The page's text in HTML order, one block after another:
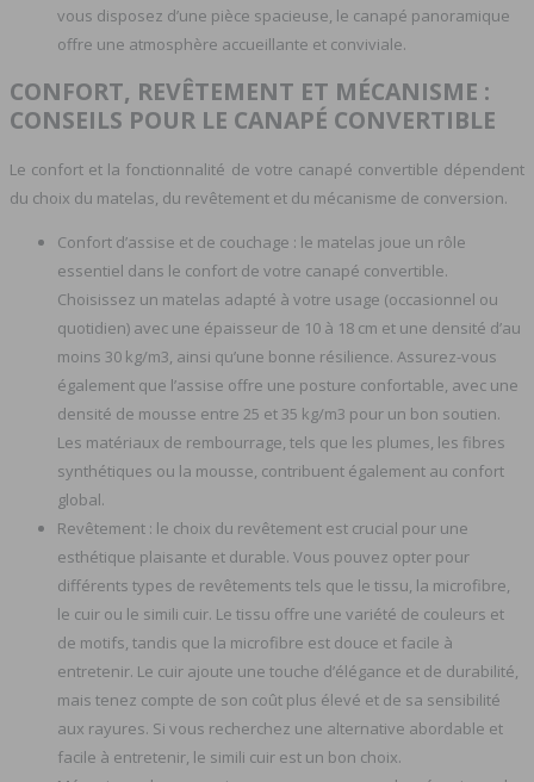
vous disposez d’une pièce spacieuse, le canapé panoramique
offre une atmosphère accueillante et conviviale.
CONFORT, REVÊTEMENT ET MÉCANISME :
CONSEILS POUR LE CANAPÉ CONVERTIBLE
Le confort et la fonctionnalité de votre canapé convertible dépendent
du choix du matelas, du revêtement et du mécanisme de conversion.
Confort d’assise et de couchage : le matelas joue un rôle
essentiel dans le confort de votre canapé convertible.
Choisissez un matelas adapté à votre usage (occasionnel ou
quotidien) avec une épaisseur de 10 à 18 cm et une densité d’au
moins 30 kg/m3, ainsi qu’une bonne résilience. Assurez-vous
également que l’assise offre une posture confortable, avec une
densité de mousse entre 25 et 35 kg/m3 pour un bon soutien.
Les matériaux de rembourrage, tels que les plumes, les fibres
synthétiques ou la mousse, contribuent également au confort
global.
Revêtement : le choix du revêtement est crucial pour une
esthétique plaisante et durable. Vous pouvez opter pour
différents types de revêtements tels que le tissu, la microfibre,
le cuir ou le simili cuir. Le tissu offre une variété de couleurs et
de motifs, tandis que la microfibre est douce et facile à
entretenir. Le cuir ajoute une touche d’élégance et de durabilité,
mais tenez compte de son coût plus élevé et de sa sensibilité
aux rayures. Si vous recherchez une alternative abordable et
facile à entretenir, le simili cuir est un bon choix.